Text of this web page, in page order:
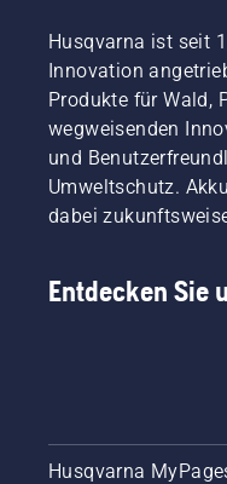
Husqvarna ist seit
Innovation
Produkte für Wald,
wegweisenden
und
Umweltschutz.
dabei
Entdecken Sie
Husqvarna